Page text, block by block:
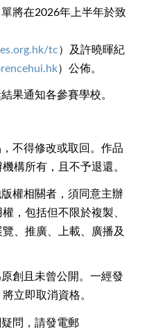
將在2026年上半年於致
tc）及許曉暉紀
）公佈。
果通知各參賽學校。
不得修改或取回。作品
構所有，且不予退還。
權相關者，須同意主辦
，包括但不限於複製、
、推廣、上載、廣播及
創且未曾公開。一經發
立即取消資格。
問，請發電郵